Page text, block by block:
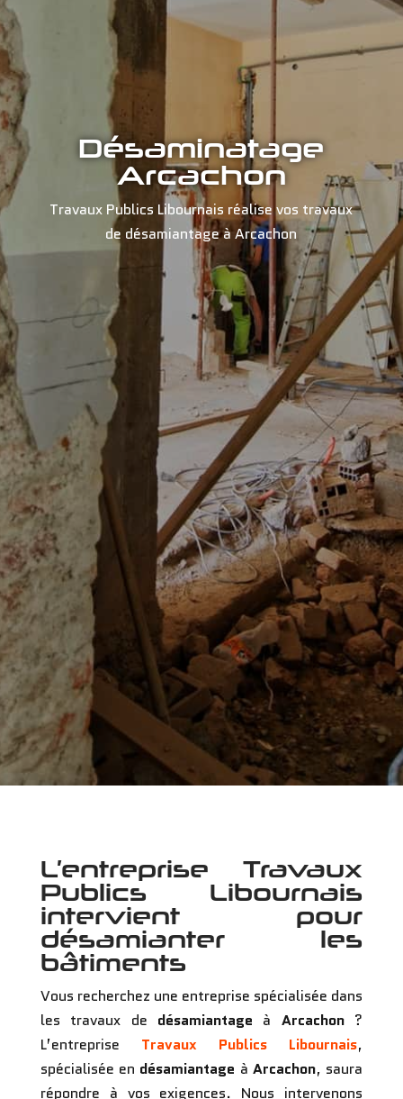
Désaminatage
Arcachon
Travaux Publics Libournais réalise vos travaux
de désamiantage à Arcachon
L’entreprise Travaux
Publics Libournais
intervient pour
désamianter les
bâtiments
Vous recherchez une entreprise spécialisée dans
les travaux de désamiantage à Arcachon?
L’entreprise Travaux Publics Libournais,
spécialisée en désamiantage à Arcachon, saura
répondre à vos exigences. Nous intervenons